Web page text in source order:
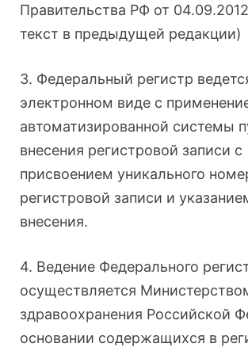
Правительства РФ от
текст в предыдущей редакции)
3. Федеральный регистр
электронном виде с
автоматизированной системы
внесения регистровой записи с
присвоением уникального
регистровой записи и
внесения.
4. Ведение Федерального
осуществляется
здравоохранения Российской
основании содержащихся в